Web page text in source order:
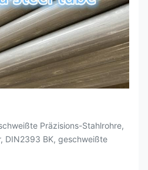
Präzisions-Stahlrohre,
DIN2393 BK, geschweißte